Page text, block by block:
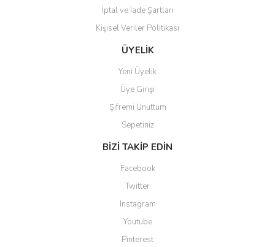
Gönder
İptal ve İade Şartları
Kişisel Veriler Politikası
ÜYELİK
Yeni Üyelik
Üye Girişi
Şifremi Unuttum
Sepetiniz
BİZİ TAKİP EDİN
Facebook
Twitter
Instagram
Youtube
Pinterest